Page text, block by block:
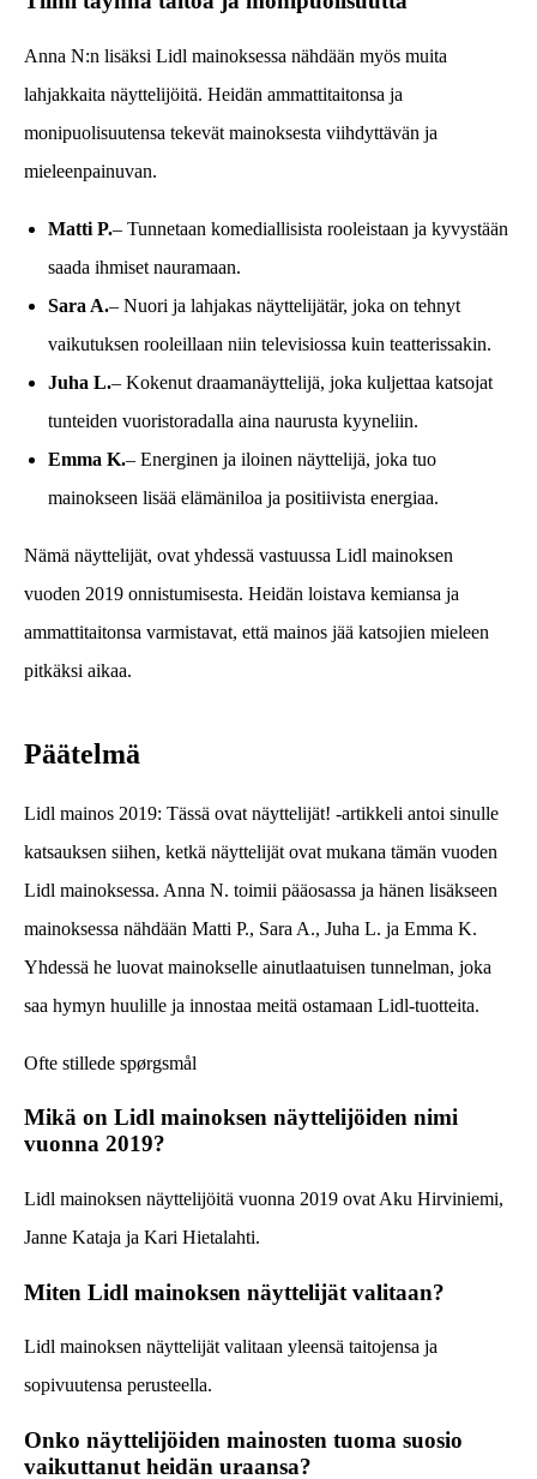
Anna N:n lisäksi Lidl mainoksessa nähdään myös muita
lahjakkaita näyttelijöitä. Heidän ammattitaitonsa ja
monipuolisuutensa tekevät mainoksesta viihdyttävän ja
mieleenpainuvan.
Matti P.– Tunnetaan komediallisista rooleistaan ja kyvystään
saada ihmiset nauramaan.
Sara A.– Nuori ja lahjakas näyttelijätär, joka on tehnyt
vaikutuksen rooleillaan niin televisiossa kuin teatterissakin.
Juha L.– Kokenut draamanäyttelijä, joka kuljettaa katsojat
tunteiden vuoristoradalla aina naurusta kyyneliin.
Emma K.– Energinen ja iloinen näyttelijä, joka tuo
mainokseen lisää elämäniloa ja positiivista energiaa.
Nämä näyttelijät, ovat yhdessä vastuussa Lidl mainoksen
vuoden 2019 onnistumisesta. Heidän loistava kemiansa ja
ammattitaitonsa varmistavat, että mainos jää katsojien mieleen
pitkäksi aikaa.
Päätelmä
Lidl mainos 2019: Tässä ovat näyttelijät! -artikkeli antoi sinulle
katsauksen siihen, ketkä näyttelijät ovat mukana tämän vuoden
Lidl mainoksessa. Anna N. toimii pääosassa ja hänen lisäkseen
mainoksessa nähdään Matti P., Sara A., Juha L. ja Emma K.
Yhdessä he luovat mainokselle ainutlaatuisen tunnelman, joka
saa hymyn huulille ja innostaa meitä ostamaan Lidl-tuotteita.
Ofte stillede spørgsmål
Mikä on Lidl mainoksen näyttelijöiden nimi
vuonna 2019?
Lidl mainoksen näyttelijöitä vuonna 2019 ovat Aku Hirviniemi,
Janne Kataja ja Kari Hietalahti.
Miten Lidl mainoksen näyttelijät valitaan?
Lidl mainoksen näyttelijät valitaan yleensä taitojensa ja
sopivuutensa perusteella.
Onko näyttelijöiden mainosten tuoma suosio
vaikuttanut heidän uraansa?